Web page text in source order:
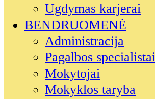
Ugdymas karjerai
BENDRUOMENĖ
Administracija
Pagalbos specialistai
Mokytojai
Mokyklos taryba